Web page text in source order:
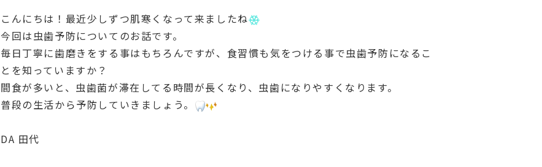
こんにちは！最近少しずつ肌寒くなって来ましたね
今回は虫歯予防についてのお話です。
毎日丁寧に歯磨きをする事はもちろんですが、食習慣も気をつける事で虫歯予防になるこ
とを知っていますか？
間食が多いと、虫歯菌が滞在してる時間が長くなり、虫歯になりやすくなります。
普段の生活から予防していきましょう。
DA 田代